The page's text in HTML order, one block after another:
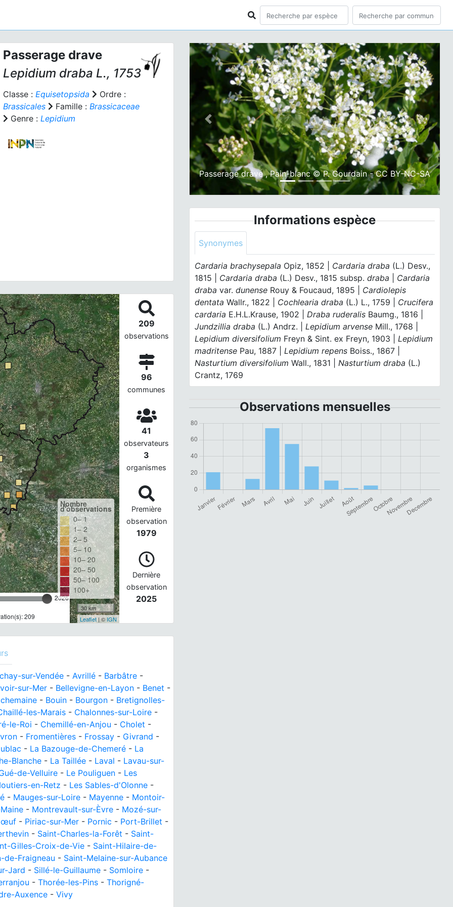
Passerage drave
Lepidium draba L., 1753
Classe : Equisetopsida
Ordre :
Brassicales
Famille : Brassicaceae
Genre : Lepidium
2026
209
Nombre
d'observations
0– 1
1– 2
2– 5
5– 10
10– 20
20– 50
50– 100
100+
30 km
Leaflet| ©IGN
209
observations
96
communes
41
observateurs
3
organismes
Première
observation
1979
Dernière
observation
2025
sur-Vendée - Avrillé - Barbâtre -
sur-Mer - Bellevigne-en-Layon - Benet -
- Bouin - Bourgon - Bretignolles-
les-Marais - Chalonnes-sur-Loire -
le-Roi - Chemillé-en-Anjou - Cholet -
- Fromentières - Frossay - Givrand -
- La Bazouge-de-Chemeré - La
Blanche - La Taillée - Laval - Lavau-sur-
de-Velluire - Le Pouliguen - Les
en-Retz - Les Sables-d'Olonne -
- Mauges-sur-Loire - Mayenne - Montoir-
- Montrevault-sur-Èvre - Mozé-sur-
- Piriac-sur-Mer - Pornic - Port-Brillet -
- Saint-Charles-la-Forêt - Saint-
Gilles-Croix-de-Vie - Saint-Hilaire-de-
de-Fraigneau - Saint-Melaine-sur-Aubance
Jard - Sillé-le-Guillaume - Somloire -
- Thorée-les-Pins - Thorigné-
Auxence - Vivy
Passerage drave , Pain-blanc © P. Gourdain - CC BY-NC-SA
Previous Next
Informations espèce
Synonymes
Cardaria brachysepala Opiz, 1852 | Cardaria draba (L.) Desv.,
1815 | Cardaria draba (L.) Desv., 1815 subsp. draba
Cardaria
drabavar. dunense Rouy & Foucaud, 1895 | Cardiolepis
dentata Wallr., 1822 | Cochlearia draba (L.) L., 1759 | Crucifera
cardaria E.H.L.Krause, 1902 |Draba ruderalis Baumg., 1816 |
Jundzillia draba (L.) Andrz. |Lepidium arvense Mill., 1768 |
Lepidium diversifolium Freyn & Sint. ex Freyn, 1903 |Lepidium
madritense Pau, 1887 |Lepidium repens Boiss., 1867 |
Nasturtium diversifolium Wall., 1831 |Nasturtium draba (L.)
Crantz, 1769
Observations mensuelles